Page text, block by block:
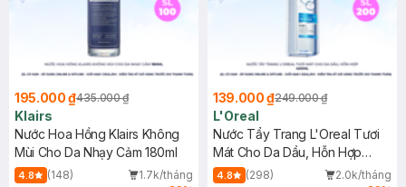
195.000 ₫435.000 ₫
Klairs
Nước Hoa Hồng Klairs Không
Mùi Cho Da Nhạy Cảm 180ml
4.8 (148)
1.7k/tháng
139.000 ₫249.000 ₫
L'Oreal
Nước Tẩy Trang L'Oreal Tươi
Mát Cho Da Dầu, Hỗn Hợp
400ml
4.8 (298)
2.0k/tháng